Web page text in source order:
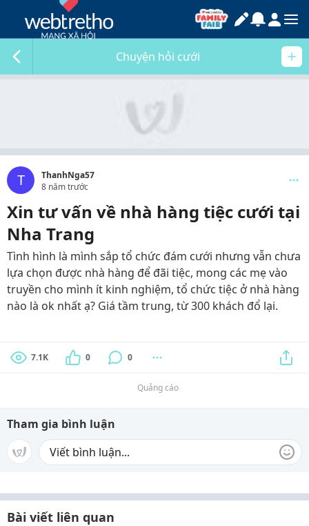
Chuyện hỏi cưới
T
ThanhNga57
8 năm trước
Xin tư vấn về nhà hàng tiệc cưới tại
Nha Trang
Tình hình là mình sắp tổ chức đám cưới nhưng vẫn chưa
lựa chọn được nhà hàng để đãi tiệc, mong các mẹ vào
truyền cho mình ít kinh nghiệm, tổ chức tiệc ở nhà hàng
nào là ok nhất ạ? Giá tầm trung, từ 300 khách đổ lại.
7.1K 0 0
Quảng cáo
Tham gia bình luận
Bài viết liên quan